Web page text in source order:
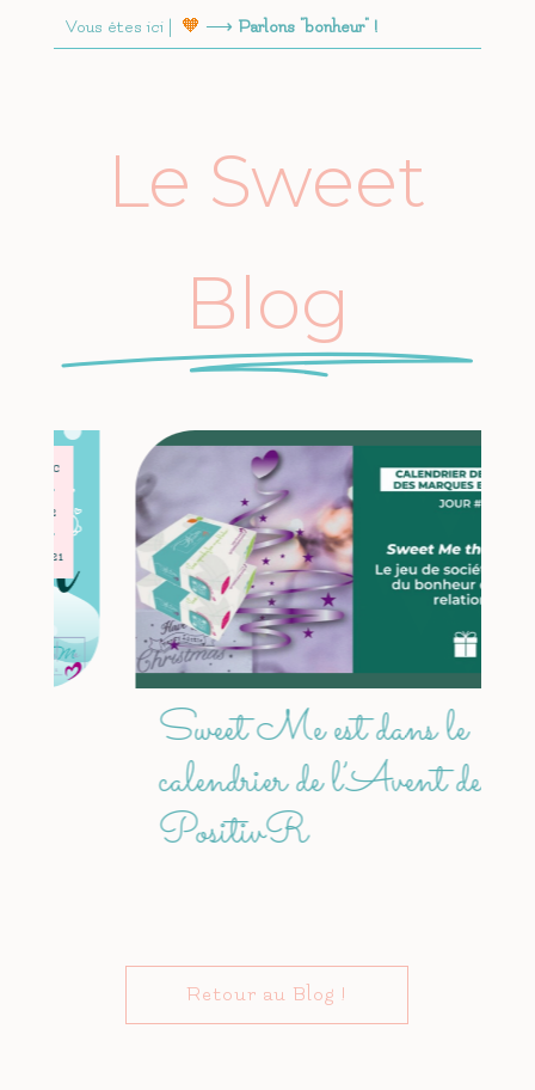
Vous êtes ici | 🧡 ⟶ Parlons "bonheur" !
Le Sweet
Blog
Déc
14
2021
Sweet Me est dans le
calendrier de l’Avent de
PositivR
Retour au Blog !